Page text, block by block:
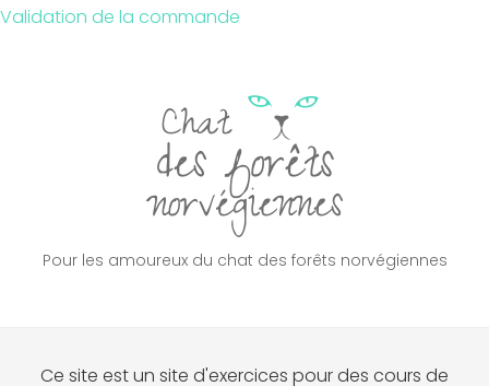
Validation de la commande
Pour les amoureux du chat des forêts norvégiennes
Ce site est un site d'exercices pour des cours de